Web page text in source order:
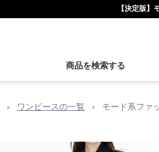
【決定版
商品を検索する
› ワンピースの一覧 › モード系ファ